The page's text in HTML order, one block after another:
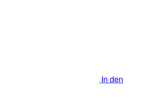
In den